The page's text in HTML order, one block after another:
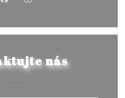
Facebook ((otevře se v novém
Instagram ((otevře se v
nás